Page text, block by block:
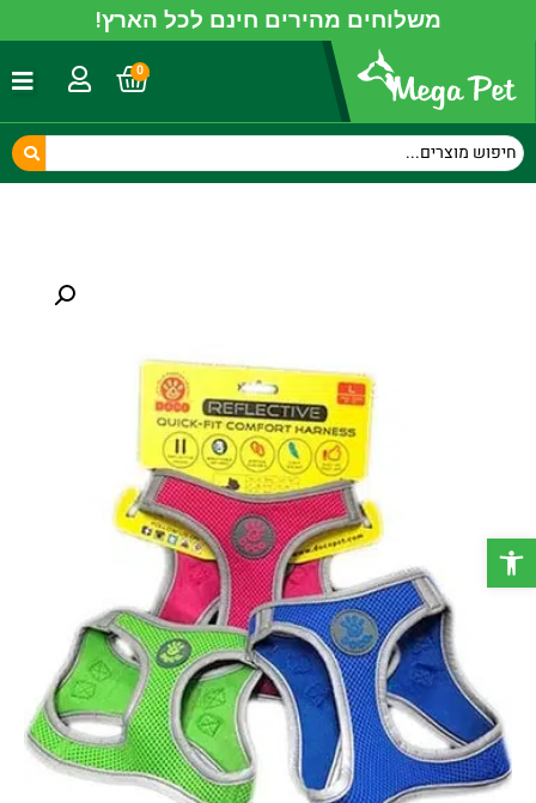
פתח סרגל נגישות
משלוחים מהירים חינם לכל הארץ!
0